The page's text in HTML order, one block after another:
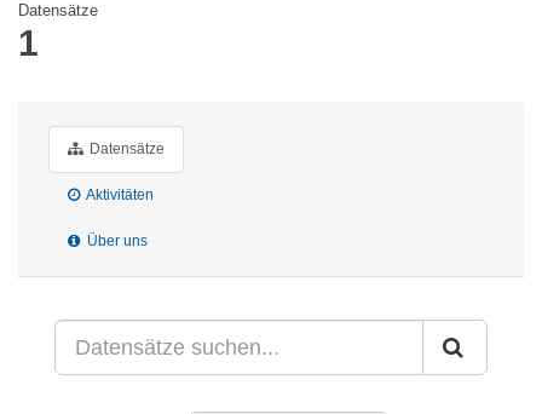
Datensätze
1
Datensätze
Aktivitäten
Über uns